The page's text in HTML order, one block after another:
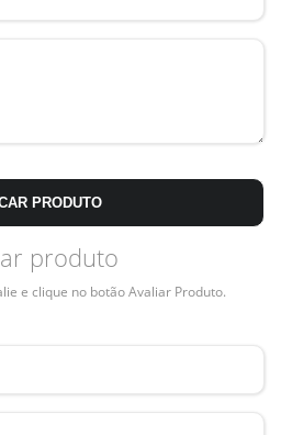
PRODUTO
produto
e clique no botão Avaliar Produto.